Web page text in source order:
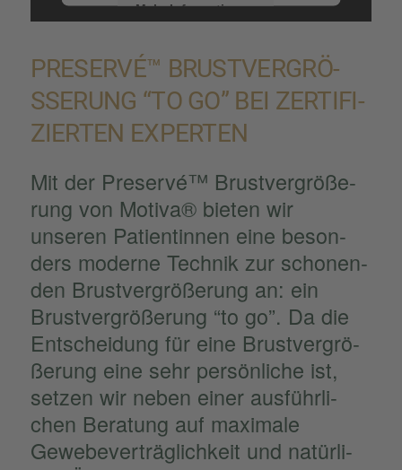
Mehr Informationen
Usercentrics Consent Management Platform
&eRecht24
PRESERVÉ™ BRUST­VER­GRÖ­
SSE­RUNG “TO GO” BEI ZERTI­FI­Z
IER­TEN EXPER­TEN
Mit der Preservé™ Brust­ver­grö­ße­
rung von Motiva® bieten wir
unseren Patien­tin­nen eine beson­
ders moderne Technik zur schonen­
den Brust­ver­grö­ße­rung an: ein
Brust­ver­grö­ße­rung “to go”. Da die
Entschei­dung für eine Brust­ver­grö­
ße­rung eine sehr persön­li­che ist,
setzen wir neben einer ausführ­li­
chen Beratung auf maximale
Gewebe­ver­träg­lich­keit und natür­li­